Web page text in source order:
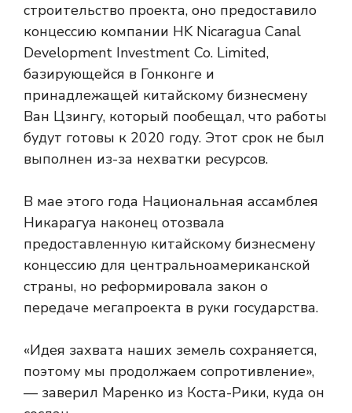
строительство проекта, оно предоставило
концессию компании HK Nicaragua Canal
Development Investment Co. Limited,
базирующейся в Гонконге и
принадлежащей китайскому бизнесмену
Ван Цзингу, который пообещал, что работы
будут готовы к 2020 году. Этот срок не был
выполнен из-за нехватки ресурсов.
В мае этого года Национальная ассамблея
Никарагуа наконец отозвала
предоставленную китайскому бизнесмену
концессию для центральноамериканской
страны, но реформировала закон о
передаче мегапроекта в руки государства.
«Идея захвата наших земель сохраняется,
поэтому мы продолжаем сопротивление»,
— заверил Маренко из Коста-Рики, куда он